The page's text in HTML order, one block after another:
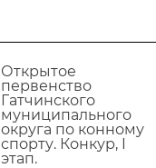
Открытое
первенство
Гатчинского
муниципального
округа по конному
спорту. Конкур, I
этап.